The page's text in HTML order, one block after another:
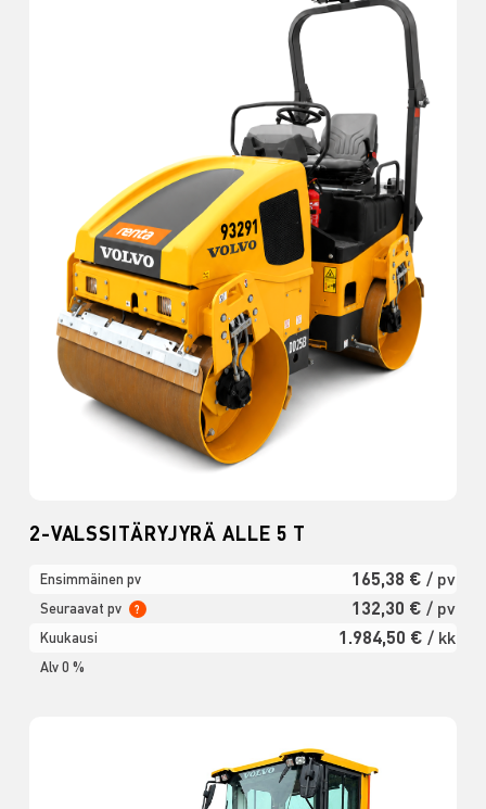
2-VALSSITÄRYJYRÄ ALLE 5 T
Ensimmäinen pv 165,38 € / pv
Seuraavat pv ? 132,30 € / pv
Kuukausi 1.984,50 € / kk
Alv 0 %